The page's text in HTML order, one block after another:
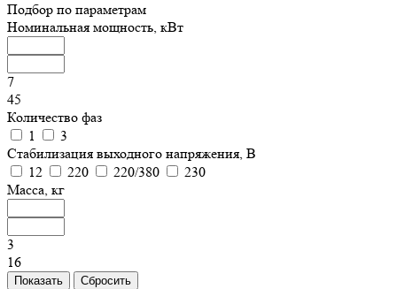
Подбор по параметрам
Номинальная мощность, кВт
7
45
Количество фаз
1
3
Стабилизация выходного напряжения, В
12
220 220/380
230
Масса, кг
3
16